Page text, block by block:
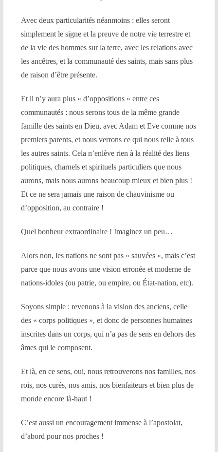
Avec deux particularités néanmoins : elles seront
simplement le signe et la preuve de notre vie terrestre et
de la vie des hommes sur la terre, avec les relations avec
les ancêtres, et la communauté des saints, mais sans plus
de raison d’être présente.
Et il n’y aura plus « d’oppositions » entre ces
communautés : nous serons tous de la même grande
famille des saints en Dieu, avec Adam et Eve comme nos
premiers parents, et nous verrons ce qui nous relie à tous
les autres saints. Cela n’enlève rien à la réalité des liens
politiques, charnels et spirituels particuliers que nous
aurons, mais nous aurons beaucoup mieux et bien plus !
Et ce ne sera jamais une raison de chauvinisme ou
d’opposition, au contraire !
Quel bonheur extraordinaire ! Imaginez un peu…
Alors non, les nations ne sont pas « sauvées », mais c’est
parce que nous avons une vision erronée et moderne de
nations-idoles (ou patrie, ou empire, ou État-nation, etc).
Soyons simple : revenons à la vision des anciens, celle
des « corps politiques », et donc de personnes humaines
inscrites dans un corps, qui n’a pas de sens en dehors des
âmes qui le composent.
Et là, en ce sens, oui, nous retrouverons nos familles, nos
rois, nos curés, nos amis, nos bienfaiteurs et bien plus de
monde encore là-haut !
C’est aussi un encouragement immense à l’apostolat,
d’abord pour nos proches !